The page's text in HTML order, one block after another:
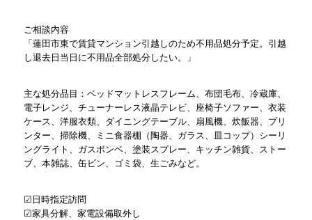
ご相談内容
「蓮田市東で賃貸マンション引越しのため不用品処分予定。引越
し退去日当日に不用品全部処分したい。」
主な処分品目：ベッドマットレスフレーム、布団毛布、冷蔵庫、
電子レンジ、チューナーレス液晶テレビ、座椅子ソファー、衣装
ケース、洋服衣類、ダイニングテーブル、扇風機、炊飯器、プリ
ンター、掃除機、ミニ食器棚（陶器、ガラス、皿コップ）シーリ
ングライト、ガスボンベ、塗装スプレー、キッチン雑貨、ストー
ブ、本雑誌、缶ビン、ゴミ袋、生ごみなど。
☑日時指定訪問
☑家具分解、家電設備取外し